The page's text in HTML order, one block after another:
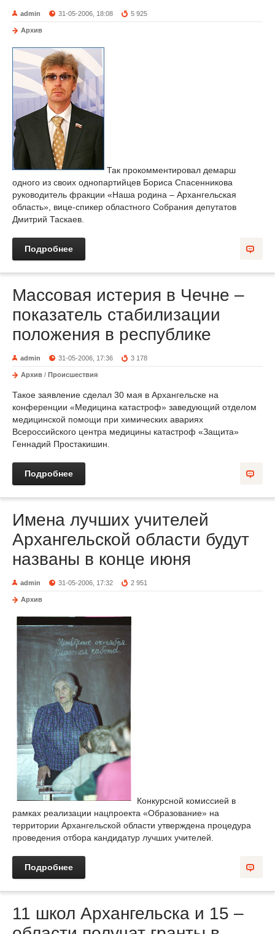
admin 31-05-2006, 18:08 5 925
Архив
Так прокомментировал демарш
одного из своих однопартийцев Бориса Спасенникова
руководитель фракции «Наша родина – Архангельская
область», вице-спикер областного Собрания депутатов
Дмитрий Таскаев.
Подробнее
Массовая истерия в Чечне –
показатель стабилизации
положения в республике
admin 31-05-2006, 17:36 3 178
Архив / Происшествия
Такое заявление сделал 30 мая в Архангельске на
конференции «Медицина катастроф» заведующий отделом
медицинской помощи при химических авариях
Всероссийского центра медицины катастроф «Защита»
Геннадий Простакишин.
Подробнее
Имена лучших учителей
Архангельской области будут
названы в конце июня
admin 31-05-2006, 17:32 2 951
Архив
Конкурсной комиссией в
рамках реализации нацпроекта «Образование» на
территории Архангельской области утверждена процедура
проведения отбора кандидатур лучших учителей.
Подробнее
11 школ Архангельска и 15 –